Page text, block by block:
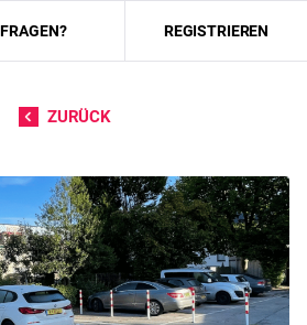
FRAGEN? REGISTRIEREN
ZURÜCK